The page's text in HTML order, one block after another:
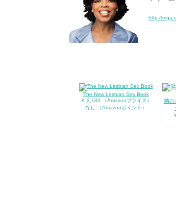
http://
The New Lesbian Sex Book
￥ 2,183 （Amazonプライス）
なし （Amazonポイント）
隣の